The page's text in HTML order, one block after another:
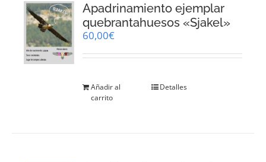
Apadrinamiento ejemplar
quebrantahuesos «Sjakel»
60,00€
Añadir al
carrito
Detalles